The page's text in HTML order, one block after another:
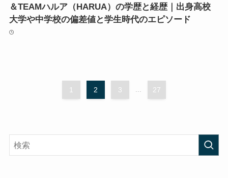
＆TEAMハルア（HARUA）の学歴と経歴｜出身高校
大学や中学校の偏差値と学生時代のエピソード
1 2 3 27